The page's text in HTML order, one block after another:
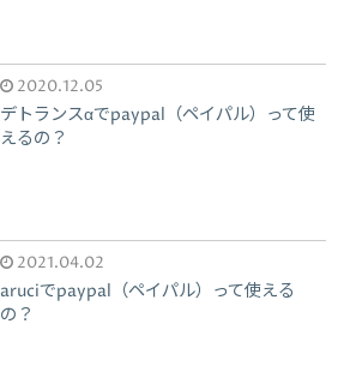
2020.12.05
デトランスαでpaypal（ペイパル）って使
えるの？
2021.04.02
aruciでpaypal（ペイパル）って使える
の？